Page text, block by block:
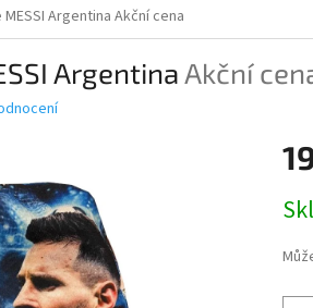
ArgentinaAkční cena
ArgentinaAkční